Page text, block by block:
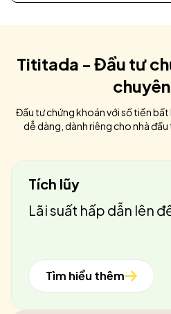
Tititada - Đầu tư
Đầu tư chứng khoán với số tiền bất
dễ dàng, dành riêng cho nhà
Tích lũy
Lãi suất hấp dẫn lên
Tìm hiểu thêm